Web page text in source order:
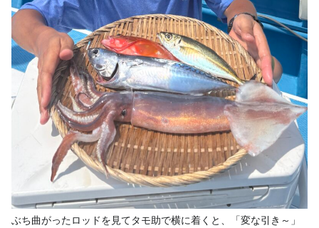
ぶち曲がったロッドを見てタモ助で横に着くと、「変な引き～」